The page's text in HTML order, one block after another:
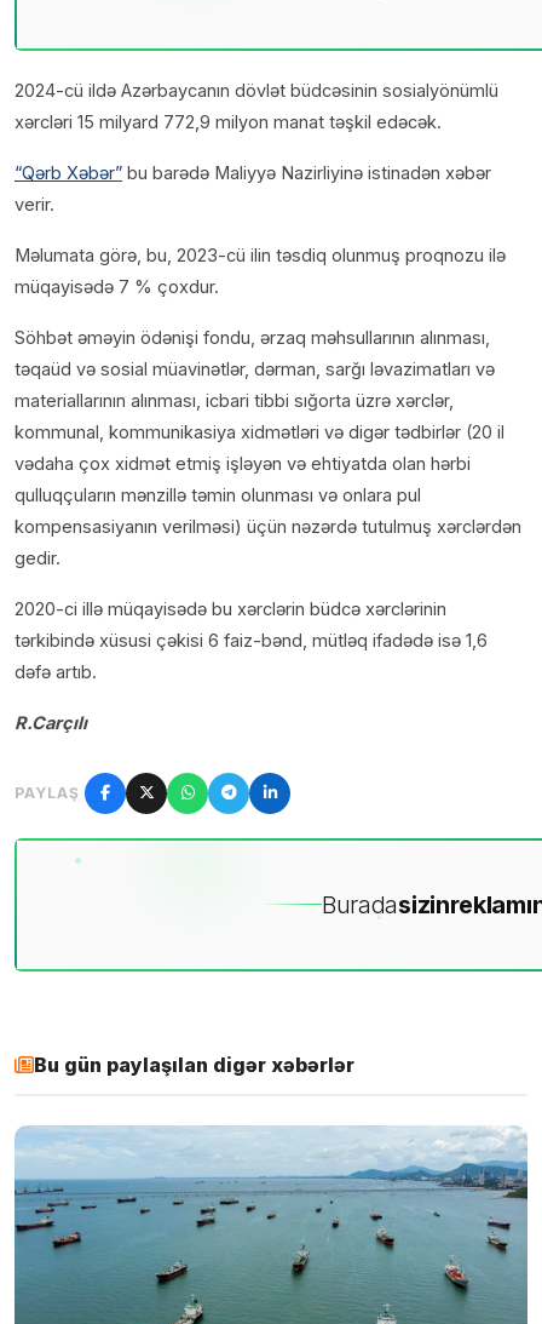
2024-cü ildə Azərbaycanın dövlət büdcəsinin sosialyönümlü
xərcləri 15 milyard 772,9 milyon manat təşkil edəcək.
“Qərb Xəbər” bu barədə Maliyyə Nazirliyinə istinadən xəbər
verir.
Məlumata görə, bu, 2023-cü ilin təsdiq olunmuş proqnozu ilə
müqayisədə 7 % çoxdur.
Söhbət əməyin ödənişi fondu, ərzaq məhsullarının alınması,
təqaüd və sosial müavinətlər, dərman, sarğı ləvazimatları və
materiallarının alınması, icbari tibbi sığorta üzrə xərclər,
kommunal, kommunikasiya xidmətləri və digər tədbirlər (20 il
vədaha çox xidmət etmiş işləyən və ehtiyatda olan hərbi
qulluqçuların mənzillə təmin olunması və onlara pul
kompensasiyanın verilməsi) üçün nəzərdə tutulmuş xərclərdən
gedir.
2020-ci illə müqayisədə bu xərclərin büdcə xərclərinin
tərkibində xüsusi çəkisi 6 faiz-bənd, mütləq ifadədə isə 1,6
dəfə artıb.
R.Carçılı
PAYLAŞ
Buradasizin
Bu gün paylaşılan digər xəbərlər